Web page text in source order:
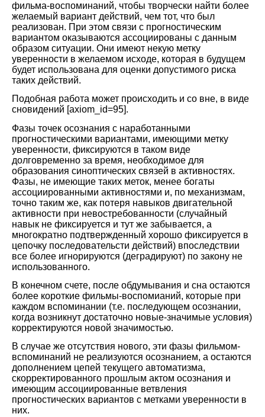
фильма-воспоминаний, чтобы творчески найти более
желаемый вариант действий, чем тот, что был
реализован. При этом связи с прогностическим
вариантом оказываются ассоциированы с данным
образом ситуации. Они имеют некую метку
уверенности в желаемом исходе, которая в будущем
будет использована для оценки допустимого риска
таких действий.
Подобная работа может происходить и со вне, в виде
сновидений [axiom_id=95].
Фазы точек осознания с наработанными
прогностическими вариантами, имеющими метку
уверенности, фиксируются в таком виде
долговременно за время, необходимое для
образования синоптических связей в активностях.
Фазы, не имеющие таких меток, менее богаты
ассоциированными активностями и, по механизмам,
точно таким же, как потеря навыков двигательной
активности при невостребованности (случайный
навык не фиксируется и тут же забывается, а
многократно подтвержденный хорошо фиксируется в
цепочку последовательсти действий) впоследствии
все более игнорируются (деградируют) по закону не
использованного.
В конечном счете, после обдумывания и сна остаются
более короткие фильмы-воспомианий, которые при
каждом вспоминании (т.е. последующем осознании,
когда возникнут достаточно новые-значимые условия)
корректируются новой значимостью.
В случае же отсутствия нового, эти фазы фильмом-
вспоминаний не реализуются осознанием, а остаются
дополнением цепей текущего автоматизма,
скорректированного прошлым актом осознания и
имеющим ассоциированные ветвления
прогностических вариантов с метками уверенности в
них.